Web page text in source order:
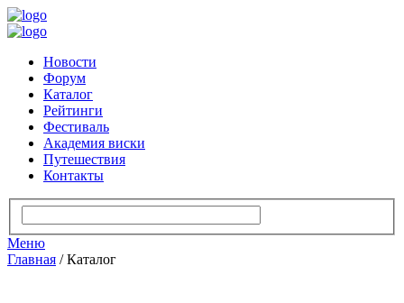
Новости
Форум
Каталог
Рейтинги
Фестиваль
Академия виски
Путешествия
Контакты
Меню
Главная /Каталог